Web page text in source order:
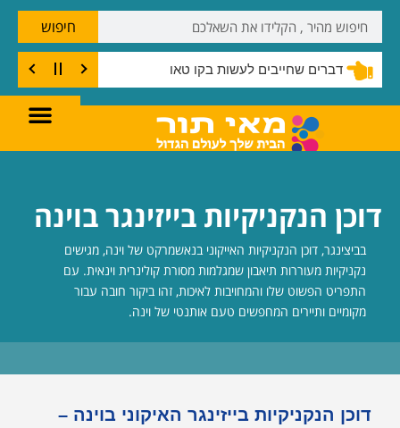
דברים שחייבים לעשות בקו טאו
חיפוש
דוכן הנקניקיות בייזינגר בוינה
בביצינגר, דוכן הנקניקיות האייקוני בנאשמרקט של וינה, מגישים
נקניקיות מעוררות תיאבון שמגלמות מסורת קולינרית וינאית. עם
התפריט הפשוט שלו והמחויבות לאיכות, זהו ביקור חובה עבור
מקומיים ותיירים המחפשים טעם אותנטי של וינה.
דוכן הנקניקיות בייזינגר האיקוני בוינה –